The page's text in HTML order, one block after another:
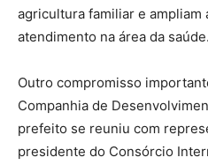
agricultura familiar e ampliam
atendimento na área da saúde.
Outro compromisso
Companhia de
prefeito se reuniu com
presidente do Consórcio